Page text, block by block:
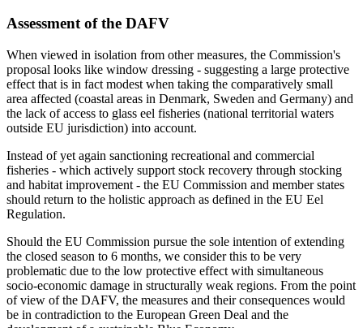
Assessment of the DAFV
When viewed in isolation from other measures, the Commission's
proposal looks like window dressing - suggesting a large protective
effect that is in fact modest when taking the comparatively small
area affected (coastal areas in Denmark, Sweden and Germany) and
the lack of access to glass eel fisheries (national territorial waters
outside EU jurisdiction) into account.
Instead of yet again sanctioning recreational and commercial
fisheries - which actively support stock recovery through stocking
and habitat improvement - the EU Commission and member states
should return to the holistic approach as defined in the EU Eel
Regulation.
Should the EU Commission pursue the sole intention of extending
the closed season to 6 months, we consider this to be very
problematic due to the low protective effect with simultaneous
socio-economic damage in structurally weak regions. From the point
of view of the DAFV, the measures and their consequences would
be in contradiction to the European Green Deal and the